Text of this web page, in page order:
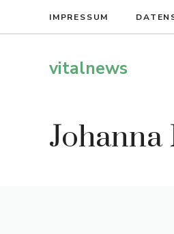
IMPRESSUM
vitalnews